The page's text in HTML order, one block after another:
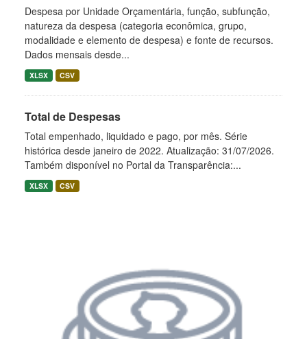
Despesa por Unidade Orçamentária, função, subfunção,
natureza da despesa (categoria econômica, grupo,
modalidade e elemento de despesa) e fonte de recursos.
Dados mensais desde...
XLSX CSV
Total de Despesas
Total empenhado, liquidado e pago, por mês. Série
histórica desde janeiro de 2022. Atualização: 31/07/2026.
Também disponível no Portal da Transparência:...
XLSX CSV